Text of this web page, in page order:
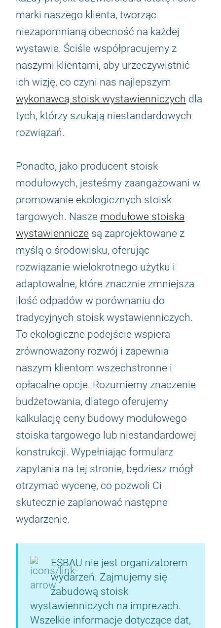
marki naszego klienta, tworząc
niezapomnianą obecność na każdej
wystawie. Ściśle współpracujemy z
naszymi klientami, aby urzeczywistnić
ich wizję, co czyni nas najlepszym
wykonawcą stoisk wystawienniczych dla
tych, którzy szukają niestandardowych
rozwiązań.
Ponadto, jako producent stoisk
modułowych, jesteśmy zaangażowani w
promowanie ekologicznych stoisk
targowych. Nasze modułowe stoiska
wystawiennicze są zaprojektowane z
myślą o środowisku, oferując
rozwiązanie wielokrotnego użytku i
adaptowalne, które znacznie zmniejsza
ilość odpadów w porównaniu do
tradycyjnych stoisk wystawienniczych.
To ekologiczne podejście wspiera
zrównoważony rozwój i zapewnia
naszym klientom wszechstronne i
opłacalne opcje. Rozumiemy znaczenie
budżetowania, dlatego oferujemy
kalkulację ceny budowy modułowego
stoiska targowego lub niestandardowej
konstrukcji. Wypełniając formularz
zapytania na tej stronie, będziesz mógł
otrzymać wycenę, co pozwoli Ci
skutecznie zaplanować następne
wydarzenie.
ESBAU nie jest organizatorem
wydarzeń. Zajmujemy się
zabudową stoisk
wystawienniczych na imprezach.
Wszelkie informacje dotyczące dat,